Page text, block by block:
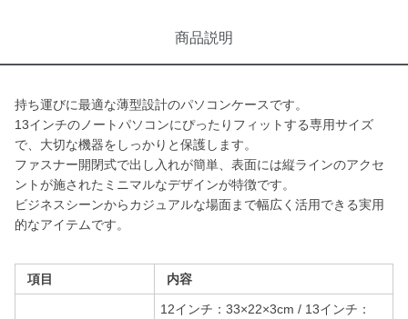
商品説明
持ち運びに最適な薄型設計のパソコンケースです。
13インチのノートパソコンにぴったりフィットする専用サイズ
で、大切な機器をしっかりと保護します。
ファスナー開閉式で出し入れが簡単、表面には縦ラインのアクセ
ントが施されたミニマルなデザインが特徴です。
ビジネスシーンからカジュアルな場面まで幅広く活用できる実用
的なアイテムです。
項目 内容
12インチ：33×22×3cm / 13インチ：